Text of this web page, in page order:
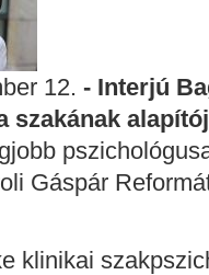
12. - Interjú
szakának
Gáspár
klinikai